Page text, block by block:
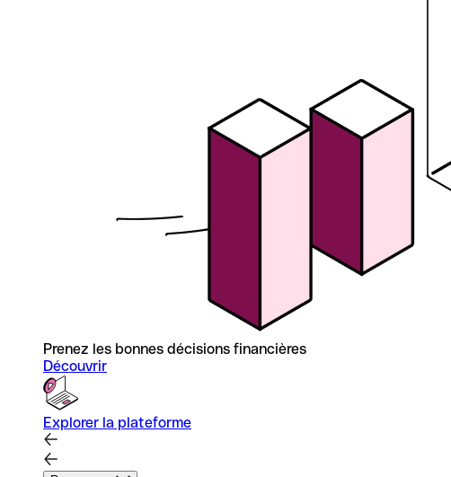
Prenez les bonnes décisions financières
Découvrir
Explorer la plateforme